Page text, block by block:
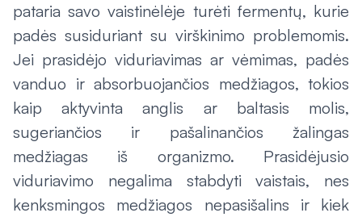
pataria savo vaistinėlėje turėti fermentų, kurie
padės susiduriant su virškinimo problemomis.
Jei prasidėjo viduriavimas ar vėmimas, padės
vanduo ir absorbuojančios medžiagos, tokios
kaip aktyvinta anglis ar baltasis molis,
sugeriančios ir pašalinančios žalingas
medžiagas iš organizmo. Prasidėjusio
viduriavimo negalima stabdyti vaistais, nes
kenksmingos medžiagos nepasišalins ir kiek